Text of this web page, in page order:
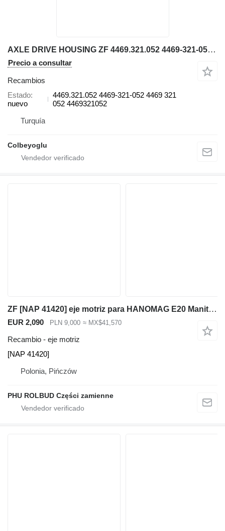
AXLE DRIVE HOUSING ZF 4469.321.052 4469-321-052 4469 para Volvo A25 retroexcavadora
Precio a consultar
Recambios
Estado
nuevo
4469.321.052 4469-321-052 4469 321
052 4469321052
Turquía
Colbeyoglu
ZF [NAP 41420] eje motriz para HANOMAG E20 Manitou Kramer Liebherr Atlas retroexcavadora
EUR 2,090 PLN 9,000 ≈ MX$41,570
Recambio - eje motriz
[NAP 41420]
Polonia, Pińczów
PHU ROLBUD Części zamienne